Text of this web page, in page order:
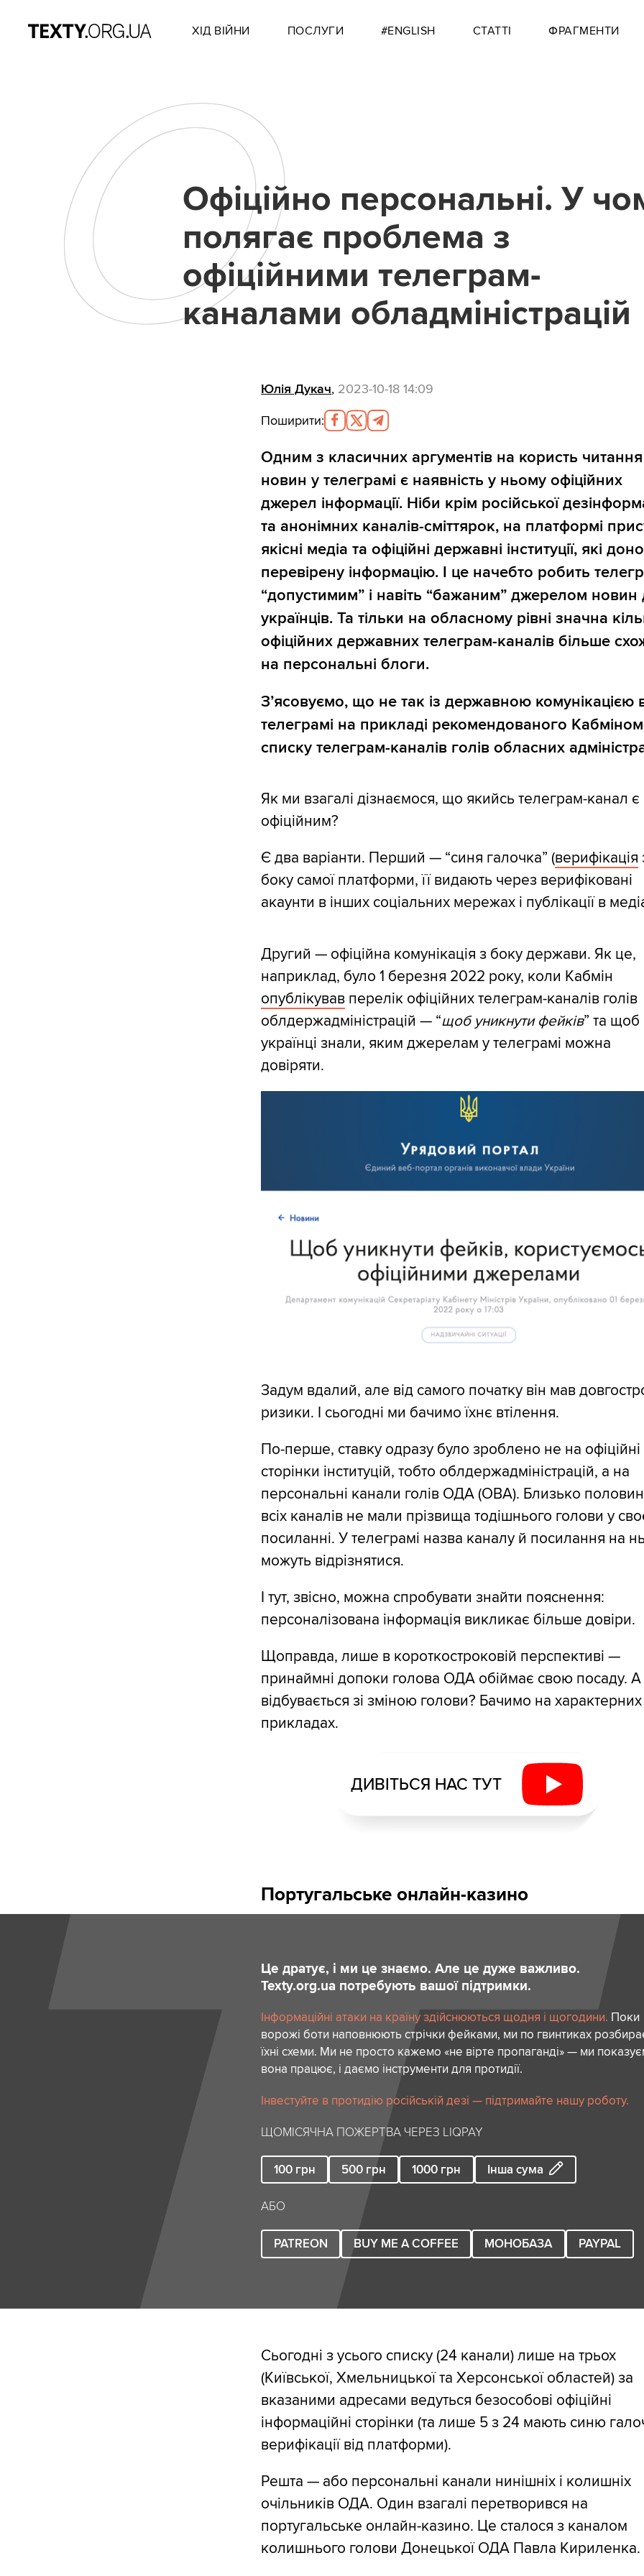
ХІД ВІЙНИ ПОСЛУГИ #ENGLISH СТАТТІ ФРАГМЕНТИ
ООфіційно персональні. У
полягає проблема з
офіційними телеграм-
каналами обладміністрацій
Юлія Дукач, 2023-10-18 14:09
Поширити:
Одним з класичних аргументів на користь читання
новин у телеграмі є наявність у ньому офіційних
джерел інформації. Ніби крім російської
та анонімних каналів-сміттярок, на платформі
якісні медіа та офіційні державні інституції, які
перевірену інформацію. І це начебто робить
“допустимим” і навіть “бажаним” джерелом новин
українців. Та тільки на обласному рівні значна
офіційних державних телеграм-каналів більше
на персональні блоги.
З’ясовуємо, що не так із державною комунікацією
телеграмі на прикладі рекомендованого Кабміном
списку телеграм-каналів голів обласних
Як ми взагалі дізнаємося, що якийсь телеграм-канал є
офіційним?
Є два варіанти. Перший — “синя галочка” (верифікація
боку самої платформи, її видають через верифіковані
акаунти в інших соціальних мережах і публікації в
Другий — офіційна комунікація з боку держави. Як це,
наприклад, було 1 березня 2022 року, коли Кабмін
опублікував перелік офіційних телеграм-каналів голів
облдержадміністрацій — “щоб уникнути фейків” та щоб
українці знали, яким джерелам у телеграмі можна
довіряти.
Задум вдалий, але від самого початку він мав
ризики. І сьогодні ми бачимо їхнє втілення.
По-перше, ставку одразу було зроблено не на офіційні
сторінки інституцій, тобто облдержадміністрацій, а на
персональні канали голів ОДА (ОВА). Близько
всіх каналів не мали прізвища тодішнього голови у
посиланні. У телеграмі назва каналу й посилання на
можуть відрізнятися.
І тут, звісно, можна спробувати знайти пояснення:
персоналізована інформація викликає більше довіри.
Щоправда, лише в короткостроковій перспективі —
принаймні допоки голова ОДА обіймає свою посаду.
відбувається зі зміною голови? Бачимо на характерних
прикладах.
ДИВІТЬСЯ НАС ТУТ
Португальське онлайн-казино
Це дратує, і ми це знаємо. Але це дуже важливо.
Texty.org.ua потребують вашої підтримки.
Інформаційні атаки на країну здійснюються щодня і щогодини. Поки
ворожі боти наповнюють стрічки фейками, ми по гвинтиках
їхні схеми. Ми не просто кажемо «не вірте пропаганді» — ми
вона працює, і даємо інструменти для протидії.
Інвестуйте в протидію російській дезі — підтримайте нашу роботу.
ЩОМІСЯЧНА ПОЖЕРТВА ЧЕРЕЗ LIQPAY
100 грн 500 грн 1000 грн Інша сума
АБО
PATREON BUY ME A COFFEE МОНОБАЗА PAYPAL
Сьогодні з усього списку (24 канали) лише на трьох
(Київської, Хмельницької та Херсонської областей) за
вказаними адресами ведуться безособові офіційні
інформаційні сторінки (та лише 5 з 24 мають синю
верифікації від платформи).
Решта — або персональні канали нинішніх і колишніх
очільників ОДА. Один взагалі перетворився на
португальське онлайн-казино. Це сталося з каналом
колишнього голови Донецької ОДА Павла Кириленка.